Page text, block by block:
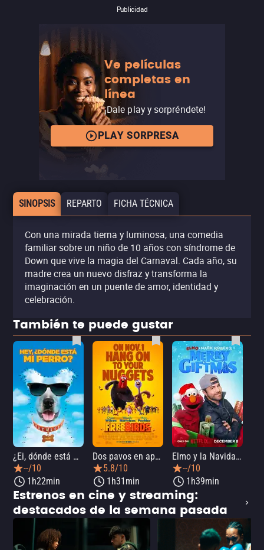
Publicidad
Ve películas
completas en
línea
¡Dale play y sorpréndete!
PLAY SORPRESA
SINOPSIS REPARTO FICHA TÉCNICA
Con una mirada tierna y luminosa, una comedia
familiar sobre un niño de 10 años con síndrome de
Down que vive la magia del Carnaval. Cada año, su
madre crea un nuevo disfraz y transforma la
imaginación en un puente de amor, identidad y
celebración.
También te puede gustar
¿Ei, dónde está mi perro?
--/10
1h22min
Dos pavos en apuros
5.8/10
1h31min
Elmo y la Navidad mágica de Mark Rober
--/10
1h39min
Estrenos en cine y streaming:
destacados de la semana pasada